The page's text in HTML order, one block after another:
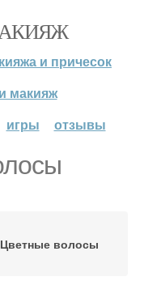
и причесок
макияж
игры отзывы
Цветные волосы